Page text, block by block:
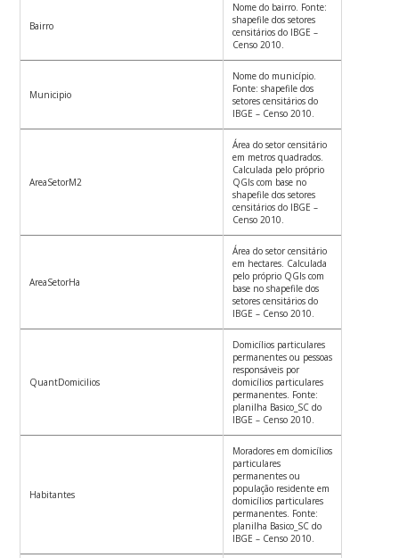
Bairro
Nome do bairro. Fonte:
shapefile dos setores
censitários do IBGE –
Censo 2010.
Municipio
Nome do município.
Fonte: shapefile dos
setores censitários do
IBGE – Censo 2010.
AreaSetorM2
Área do setor censitário
em metros quadrados.
Calculada pelo próprio
QGIs com base no
shapefile dos setores
censitários do IBGE –
Censo 2010.
AreaSetorHa
Área do setor censitário
em hectares. Calculada
pelo próprio QGIs com
base no shapefile dos
setores censitários do
IBGE – Censo 2010.
QuantDomicilios
Domicílios particulares
permanentes ou pessoas
responsáveis por
domicílios particulares
permanentes. Fonte:
planilha Basico_SC do
IBGE – Censo 2010.
Habitantes
Moradores em domicílios
particulares
permanentes ou
população residente em
domicílios particulares
permanentes. Fonte:
planilha Basico_SC do
IBGE – Censo 2010.